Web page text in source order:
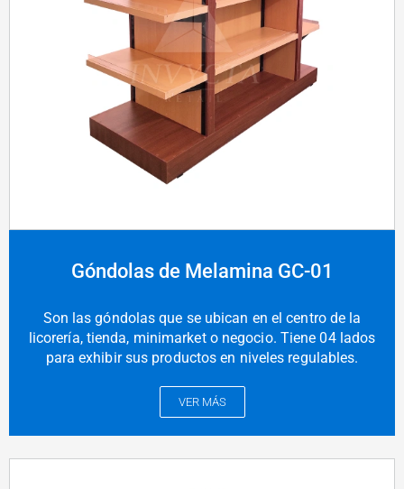
Góndolas de Melamina GC-01
Son las góndolas que se ubican en el centro de la
licorería, tienda, minimarket o negocio. Tiene 04 lados
para exhibir sus productos en niveles regulables.
VER MÁS